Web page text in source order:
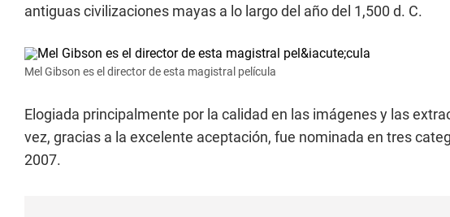
antiguas civilizaciones mayas a lo largo del año del 1,500 d. C.
Mel Gibson es el director de esta magistral película
Elogiada principalmente por la calidad en las imágenes y las
vez, gracias a la excelente aceptación, fue nominada en tres
2007.